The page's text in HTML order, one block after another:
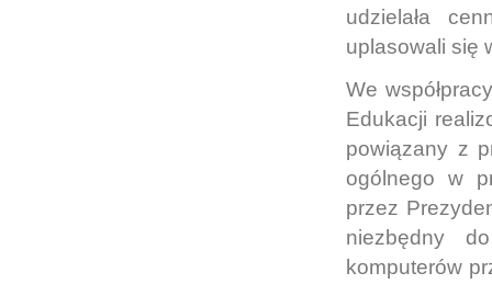
udzielała
uplasowali się
We
Edukacji
powiązany z
ogólnego w
przez
niezbędny
komputerów